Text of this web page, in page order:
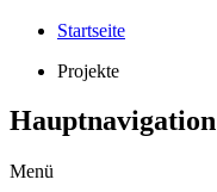
Startseite
Projekte
Hauptnavigation
Menü